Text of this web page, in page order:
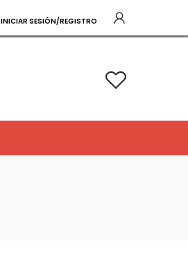
INICIAR SESIÓN/REGISTRO